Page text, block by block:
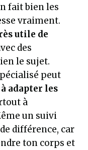
fait bien les
vraiment.
utile de
des
le sujet.
peut
adapter les
à
un suivi
différence, car
ton corps et